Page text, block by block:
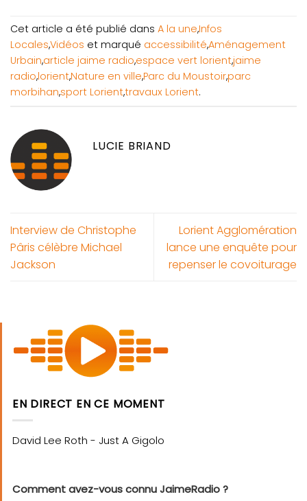
Cet article a été publié dans A la une,Infos
Locales,Vidéos et marqué accessibilité,Aménagement
Urbain,article jaime radio,espace vert lorient,jaime
radio,lorient,Nature en ville,Parc du Moustoir,parc
morbihan,sport Lorient,travaux Lorient.
LUCIE BRIAND
Interview de Christophe
Pâris célèbre Michael
Jackson
Lorient Agglomération
lance une enquête pour
repenser le covoiturage
EN DIRECT EN CE MOMENT
Comment avez-vous connu JaimeRadio ?